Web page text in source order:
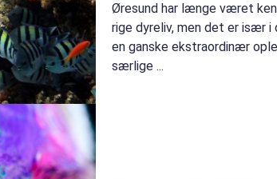
Øresund har længe været
rige dyreliv, men det er især
en ganske ekstraordinær
særlige ...